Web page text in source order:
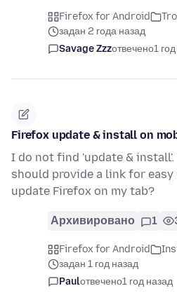
Firefox for Android
задан 2 года назад
Savage Zzzотвечено1
Firefox update & install on
I do not find 'update &
should provide a link for
update Firefox on my tab?
Архивировано 1
Firefox for Android
задан 1 год назад
Paulотвечено1 год назад